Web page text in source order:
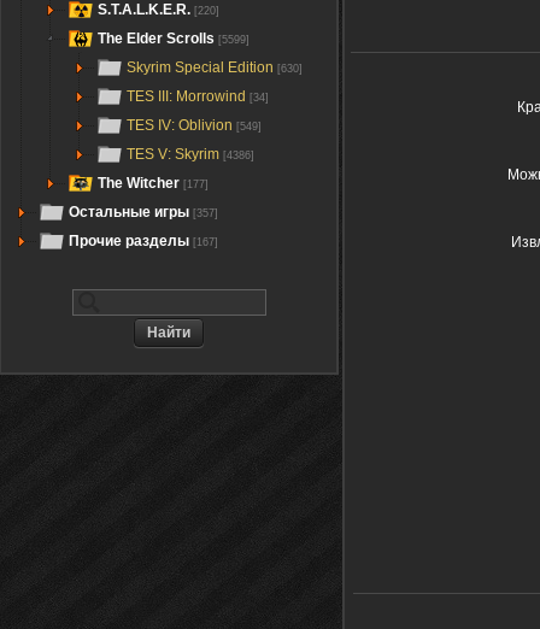
S.T.A.L.K.E.R. [220]
The Elder Scrolls [5599]
Skyrim Special Edition [630]
TES III: Morrowind [34]
TES IV: Oblivion [549]
TES V: Skyrim [4386]
The Witcher [177]
Остальные игры [357]
Прочие разделы [167]